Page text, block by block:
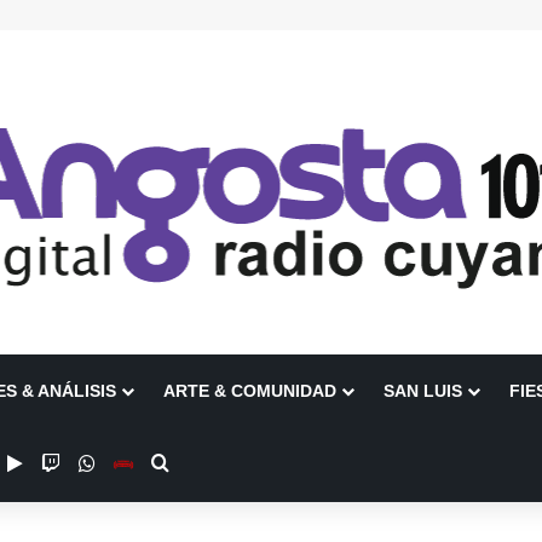
& ANÁLISIS ARTE & COMUNIDAD SAN LUIS
Google Play
TwitchWhatsAppEscuchanos en Vivo